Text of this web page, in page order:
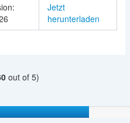
Jetzt
herunterladen
out of 5)